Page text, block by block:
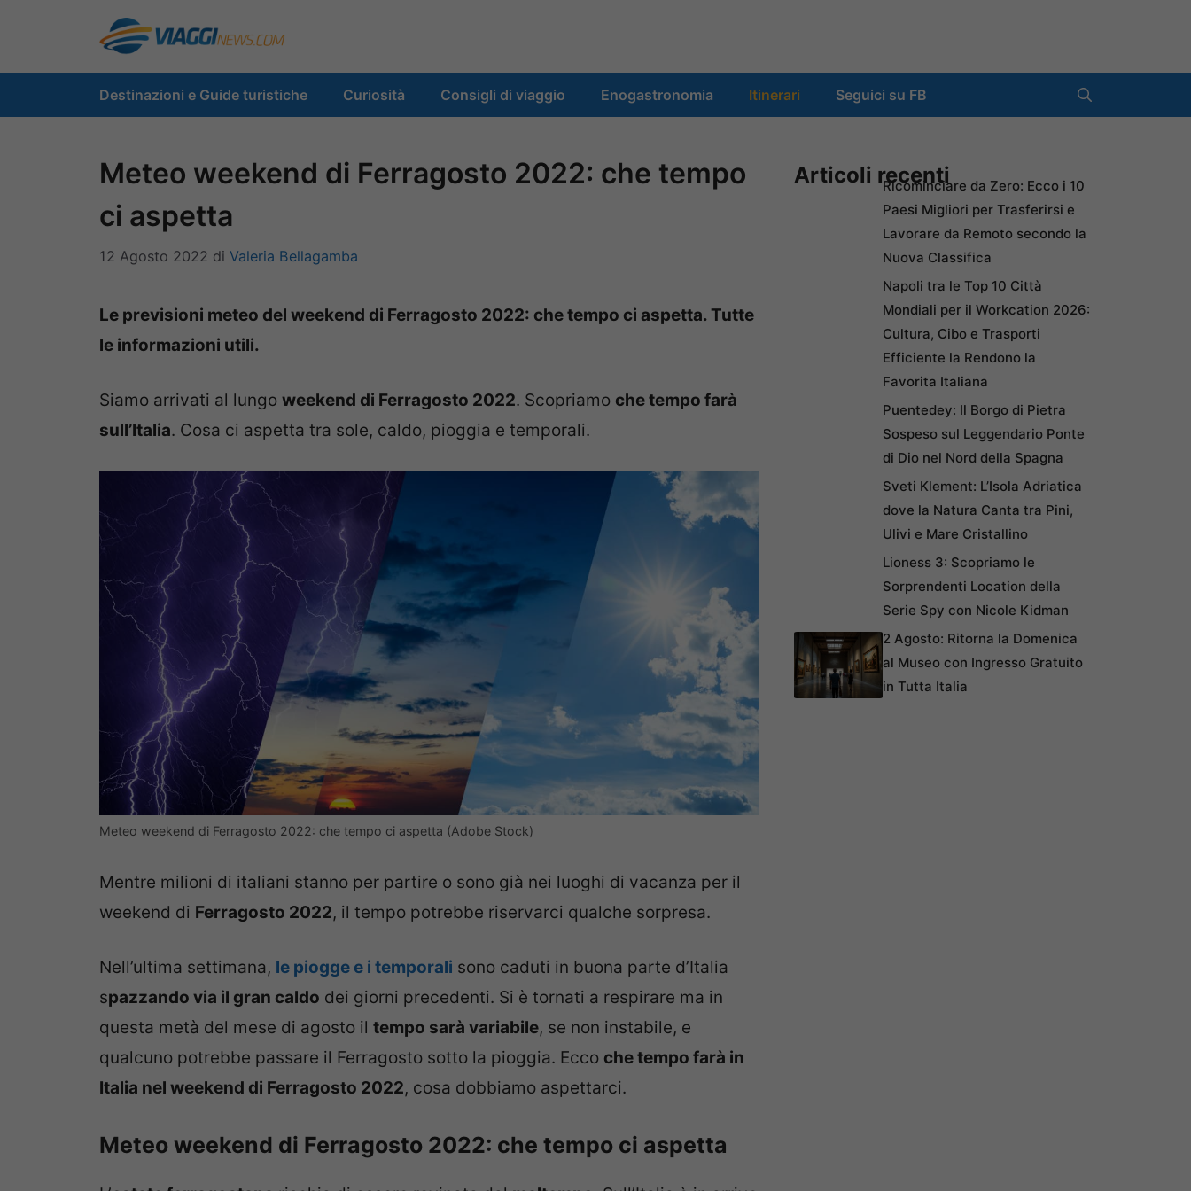
contenuto
Destinazioni e Guide turistiche Curiosità Consigli di viaggio Enogastronomia Itinerari Seguici su FB
Meteo weekend di Ferragosto 2022: che tempo
ci aspetta
12 Agosto 2022 di Valeria Bellagamba
Le previsioni meteo del weekend di Ferragosto 2022: che tempo ci aspetta. Tutte
le informazioni utili.
Siamo arrivati al lungo weekend di Ferragosto 2022. Scopriamo che tempo farà
sull’Italia. Cosa ci aspetta tra sole, caldo, pioggia e temporali.
Meteo weekend di Ferragosto 2022: che tempo ci aspetta (Adobe Stock)
Mentre milioni di italiani stanno per partire o sono già nei luoghi di vacanza per il
weekend di Ferragosto 2022, il tempo potrebbe riservarci qualche sorpresa.
Nell’ultima settimana, le piogge e i temporali sono caduti in buona parte d’Italia
spazzando via il gran caldo dei giorni precedenti. Si è tornati a respirare ma in
questa metà del mese di agosto il tempo sarà variabile, se non instabile, e
qualcuno potrebbe passare il Ferragosto sotto la pioggia. Ecco che tempo farà in
Italia nel weekend di Ferragosto 2022, cosa dobbiamo aspettarci.
Meteo weekend di Ferragosto 2022: che tempo ci aspetta
Articoli recentiRicominciare da Zero: Ecco i 10
Paesi Migliori per Trasferirsi e
Lavorare da Remoto secondo la
Nuova Classifica
Napoli tra le Top 10 Città
Mondiali per il Workcation 2026:
Cultura, Cibo e Trasporti
Efficiente la Rendono la
Favorita Italiana
Puentedey: Il Borgo di Pietra
Sospeso sul Leggendario Ponte
di Dio nel Nord della Spagna
Sveti Klement: L’Isola Adriatica
dove la Natura Canta tra Pini,
Ulivi e Mare Cristallino
Lioness 3: Scopriamo le
Sorprendenti Location della
Serie Spy con Nicole Kidman
2 Agosto: Ritorna la Domenica
al Museo con Ingresso Gratuito
in Tutta Italia